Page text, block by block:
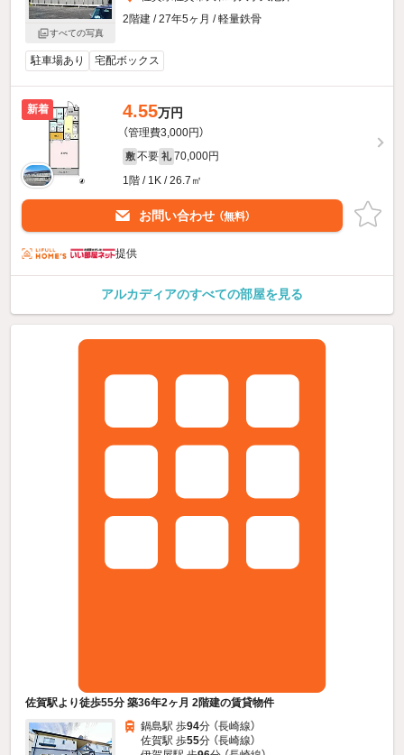
すべての写真
2階建 / 27年5ヶ月 / 軽量鉄骨
駐車場あり 宅配ボックス
新着 4.55万円
（管理費3,000円）
敷 不要 礼 70,000円
1階 / 1K / 26.7㎡
お問い合わせ （無料）
提供
アルカディアのすべての部屋を見る
佐賀駅より徒歩55分 築36年2ヶ月 2階建の賃貸物件
鍋島駅 歩94分 （長崎線）
佐賀駅 歩55分 （長崎線）